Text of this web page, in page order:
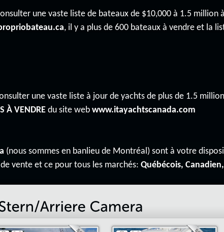
une vaste liste de bateaux de $10,000 à 1.5 million
, il y a plus de 600 bateaux à vendre et la
une vaste liste à jour de yachts de plus de 1.5
À VENDRE du site web www.itayachtscanada.com
(nous sommes en banlieu de Montréal) sont à votre
vente et ce pour tous les marchés: Québécois,